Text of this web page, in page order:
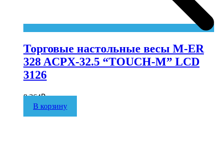
Торговые настольные весы M-ER
328 ACPX-32.5 “TOUCH-M” LCD
3126
8 364₽
В корзину